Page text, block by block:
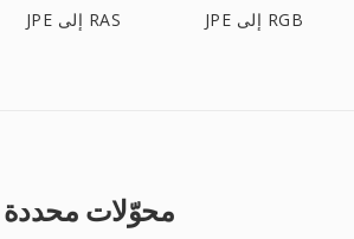
JPE إلى RAS JPE إلى RGB
محوّلات محددة